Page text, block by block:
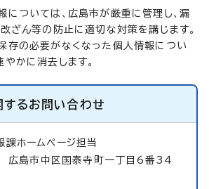
については、広島市が厳重に管理し、漏
改ざん等の防止に適切な対策を講じます。
存の必要がなくなった個人情報につい
かに消去します。
するお問い合わせ
課ホームページ担当
島市中区国泰寺町一丁目6番34